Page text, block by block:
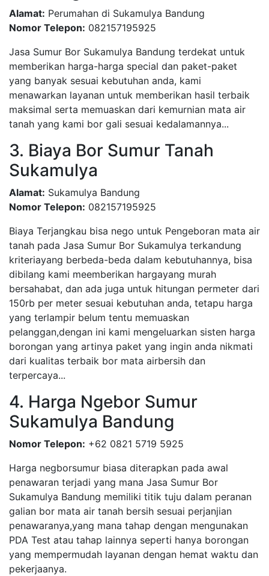
Alamat: Perumahan di Sukamulya Bandung
Nomor Telepon: 082157195925
Jasa Sumur Bor Sukamulya Bandung terdekat untuk
memberikan harga-harga special dan paket-paket
yang banyak sesuai kebutuhan anda, kami
menawarkan layanan untuk memberikan hasil terbaik
maksimal serta memuaskan dari kemurnian mata air
tanah yang kami bor gali sesuai kedalamannya...
3. Biaya Bor Sumur Tanah
Sukamulya
Alamat: Sukamulya Bandung
Nomor Telepon: 082157195925
Biaya Terjangkau bisa nego untuk Pengeboran mata air
tanah pada Jasa Sumur Bor Sukamulya terkandung
kriteriayang berbeda-beda dalam kebutuhannya, bisa
dibilang kami meemberikan hargayang murah
bersahabat, dan ada juga untuk hitungan permeter dari
150rb per meter sesuai kebutuhan anda, tetapu harga
yang terlampir belum tentu memuaskan
pelanggan,dengan ini kami mengeluarkan sisten harga
borongan yang artinya paket yang ingin anda nikmati
dari kualitas terbaik bor mata airbersih dan
terpercaya...
4. Harga Ngebor Sumur
Sukamulya Bandung
Nomor Telepon: +62 0821 5719 5925
Harga negborsumur biasa diterapkan pada awal
penawaran terjadi yang mana Jasa Sumur Bor
Sukamulya Bandung memiliki titik tuju dalam peranan
galian bor mata air tanah bersih sesuai perjanjian
penawaranya,yang mana tahap dengan mengunakan
PDA Test atau tahap lainnya seperti hanya borongan
yang mempermudah layanan dengan hemat waktu dan
pekerjaanya.